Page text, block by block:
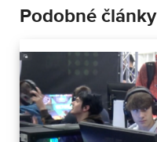
Podobné články